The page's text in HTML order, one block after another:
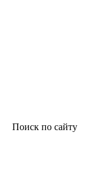
Поиск по сайту